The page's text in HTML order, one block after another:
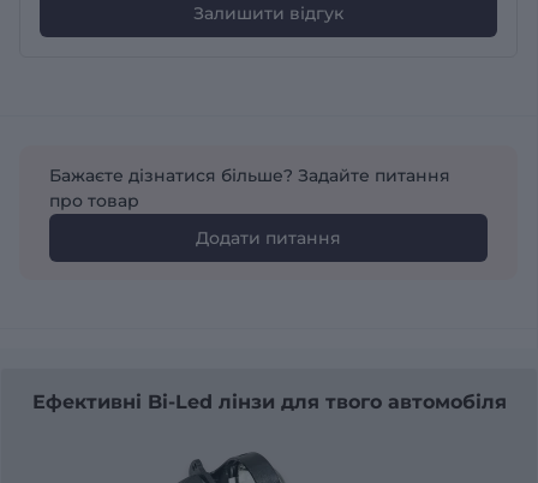
Залишити відгук
Бажаєте дізнатися більше? Задайте питання
про товар
Додати питання
Ефективні Bi-Led лінзи для твого автомобіля